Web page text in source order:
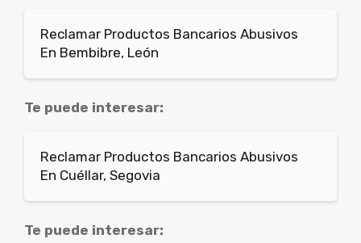
Reclamar Productos Bancarios Abusivos
En Bembibre, León
Te puede interesar:
Reclamar Productos Bancarios Abusivos
En Cuéllar, Segovia
Te puede interesar: